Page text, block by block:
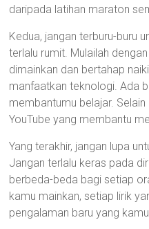
daripada latihan maraton
Kedua, jangan terburu-buru
terlalu rumit. Mulailah
dimainkan dan bertahap
manfaatkan teknologi. Ada
membantumu belajar.
YouTube yang membantu
Yang terakhir, jangan lupa
Jangan terlalu keras pada
berbeda-beda bagi setiap
kamu mainkan, setiap lirik
pengalaman baru yang